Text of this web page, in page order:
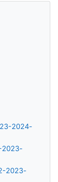
2024-
2023-
2023-